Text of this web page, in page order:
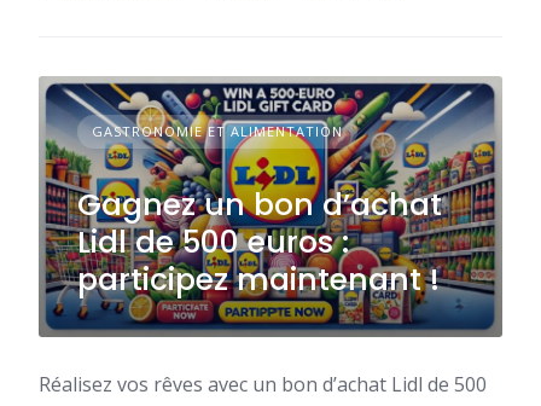
GASTRONOMIE ET ALIMENTATION
Gagnez un bon d’achat
Lidl de 500 euros :
participez maintenant !
Réalisez vos rêves avec un bon d’achat Lidl de 500